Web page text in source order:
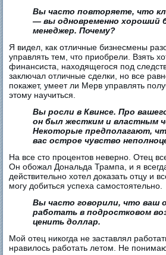
Вы часто повторяете, что
— вы одновременно хороший
менеджер. Почему?
Я видел, как отличные бизнесмены
управлять тем, что приобрели. Взять
финансиста, находящегося под
заключал отличные сделки, но все
покажет, умеет ли Мерв управлять
этому научиться.
Вы росли в Квинсе. Про
он был жестким и властным
Некоторые предполагают,
вас острое чувство
На все сто процентов неверно. Отец
Он обожал Дональда Трампа, и я
действительно хотел доказать отцу и
могу добиться успеха самостоятельно.
Вы часто говорили, что ваш
работать в подростковом
ценить доллар.
Мой отец никогда не заставлял
нравилось работать летом. Не